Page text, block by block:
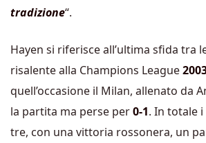
tradizione“.
Hayen si riferisce all’ultima sfida tra
risalente alla Champions League
quell’occasione il Milan, allenato da
la partita ma perse per0-1. In totale
tre, con una vittoria rossonera, un